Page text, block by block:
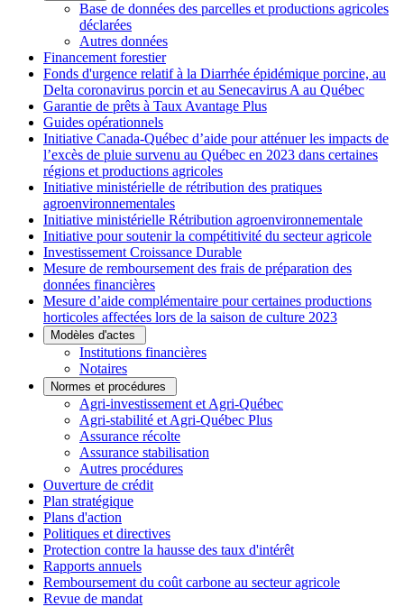
Base de données des parcelles et productions agricoles
déclarées
Autres données
Financement forestier
Fonds d'urgence relatif à la Diarrhée épidémique porcine, au
Delta coronavirus porcin et au Senecavirus A au Québec
Garantie de prêts à Taux Avantage Plus
Guides opérationnels
Initiative Canada-Québec d’aide pour atténuer les impacts de
l’excès de pluie survenu au Québec en 2023 dans certaines
régions et productions agricoles
Initiative ministérielle de rétribution des pratiques
agroenvironnementales
Initiative ministérielle Rétribution agroenvironnementale
Initiative pour soutenir la compétitivité du secteur agricole
Investissement Croissance Durable
Mesure de remboursement des frais de préparation des
données financières
Mesure d’aide complémentaire pour certaines productions
horticoles affectées lors de la saison de culture 2023
Modèles d'actes
Institutions financières
Notaires
Normes et procédures
Agri-investissement et Agri-Québec
Agri-stabilité et Agri-Québec Plus
Assurance récolte
Assurance stabilisation
Autres procédures
Ouverture de crédit
Plan stratégique
Plans d'action
Politiques et directives
Protection contre la hausse des taux d'intérêt
Rapports annuels
Remboursement du coût carbone au secteur agricole
Revue de mandat